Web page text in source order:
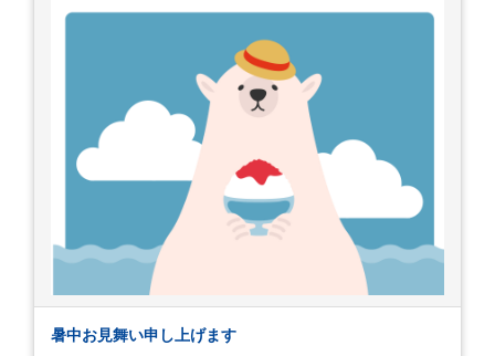
暑中お見舞い申し上げます